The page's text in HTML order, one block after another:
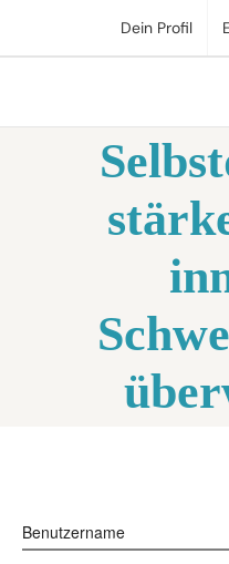
springen
Dein Profil
Benutzername